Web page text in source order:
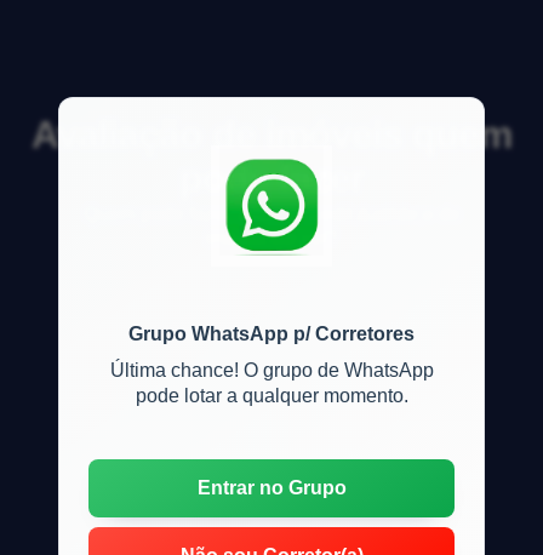
Grupo WhatsApp p/ Corretores
Última chance! O grupo de WhatsApp
pode lotar a qualquer momento.
Entrar no Grupo
Avaliação de imóveis quem
pode fazer
Quem pode fazer avalia&ccedil;&atilde;o de
im&oacute;vel?